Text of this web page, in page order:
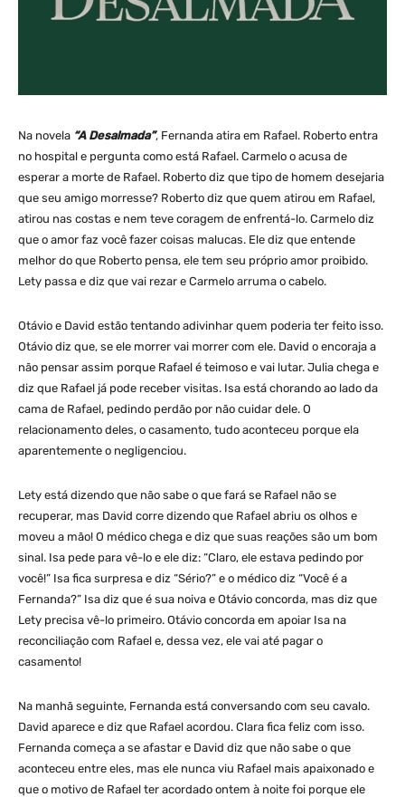
Na novela “A Desalmada”, Fernanda atira em Rafael. Roberto entra
no hospital e pergunta como está Rafael. Carmelo o acusa de
esperar a morte de Rafael. Roberto diz que tipo de homem desejaria
que seu amigo morresse? Roberto diz que quem atirou em Rafael,
atirou nas costas e nem teve coragem de enfrentá-lo. Carmelo diz
que o amor faz você fazer coisas malucas. Ele diz que entende
melhor do que Roberto pensa, ele tem seu próprio amor proibido.
Lety passa e diz que vai rezar e Carmelo arruma o cabelo.
Otávio e David estão tentando adivinhar quem poderia ter feito isso.
Otávio diz que, se ele morrer vai morrer com ele. David o encoraja a
não pensar assim porque Rafael é teimoso e vai lutar. Julia chega e
diz que Rafael já pode receber visitas. Isa está chorando ao lado da
cama de Rafael, pedindo perdão por não cuidar dele. O
relacionamento deles, o casamento, tudo aconteceu porque ela
aparentemente o negligenciou.
Lety está dizendo que não sabe o que fará se Rafael não se
recuperar, mas David corre dizendo que Rafael abriu os olhos e
moveu a mão! O médico chega e diz que suas reações são um bom
sinal. Isa pede para vê-lo e ele diz: “Claro, ele estava pedindo por
você!” Isa fica surpresa e diz “Sério?” e o médico diz “Você é a
Fernanda?” Isa diz que é sua noiva e Otávio concorda, mas diz que
Lety precisa vê-lo primeiro. Otávio concorda em apoiar Isa na
reconciliação com Rafael e, dessa vez, ele vai até pagar o
casamento!
Na manhã seguinte, Fernanda está conversando com seu cavalo.
David aparece e diz que Rafael acordou. Clara fica feliz com isso.
Fernanda começa a se afastar e David diz que não sabe o que
aconteceu entre eles, mas ele nunca viu Rafael mais apaixonado e
que o motivo de Rafael ter acordado ontem à noite foi porque ele